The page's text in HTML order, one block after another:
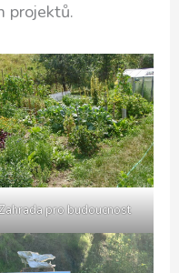
projektů.
pro budoucnost